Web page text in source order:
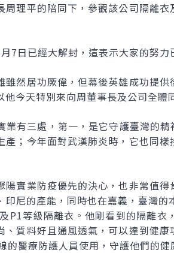
周理平的陪同下，參觀該公司隔離
7日已經大解封，這表示大家的努
雖然居功厥偉，但幕後英雄成功提
今天特別來向周董事長及公司全體
業有三處，第一，是它守護臺灣的
產；今年面對武漢肺炎時，它也同
陽實業防疫優先的決心，也非常值
尼的產能，同時也在嘉義，臺灣
P1等級隔離衣。他剛看到的隔離
、質料好且通風透氣，可以達到健
的醫療防護人員使用，守護他們的健